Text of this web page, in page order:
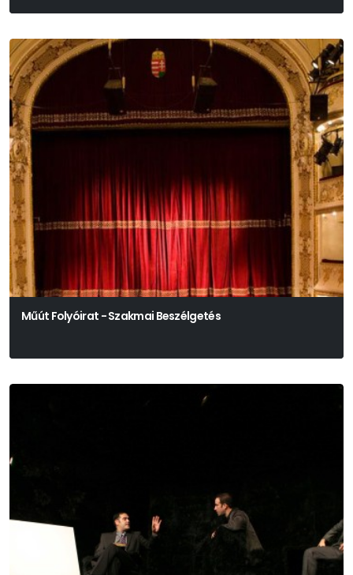
Műút Folyóirat - Szakmai Beszélgetés